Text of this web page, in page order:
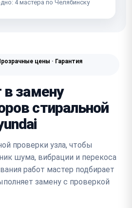
4 мастера по Челябинску
цены · Гарантия
в замену
стиральной
проверки узла, чтобы
шума, вибрации и перекоса
работ мастер подбирает
замену с проверкой